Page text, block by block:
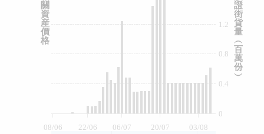
08/06 22/06 06/07 20/07 03/08
0
0.4
0.8
1.2
證
街
貨
量
︵
百
萬
份
︶
關
資
産
價
格
牛熊證文件及公告 (瑞信)
收市競價變化